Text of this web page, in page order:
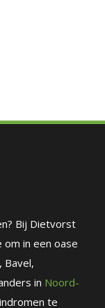
Bij Dietvorst
in een oase
, Bavel,
in Noord-
te